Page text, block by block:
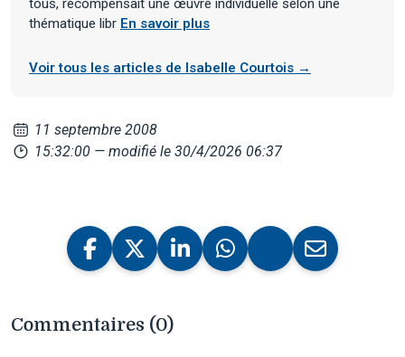
tous, récompensait une œuvre individuelle selon une
thématique libr En savoir plus
Voir tous les articles de Isabelle Courtois →
11 septembre 2008
15:32:00 — modifié le 30/4/2026 06:37
Commentaires (0)